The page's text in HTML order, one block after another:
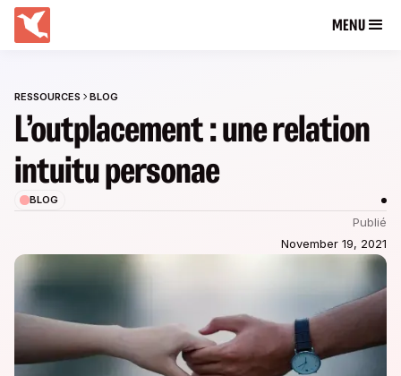
MENU
RESSOURCES BLOG
L’outplacement : une relation
intuitu personae
BLOG
Publié
November 19, 2021